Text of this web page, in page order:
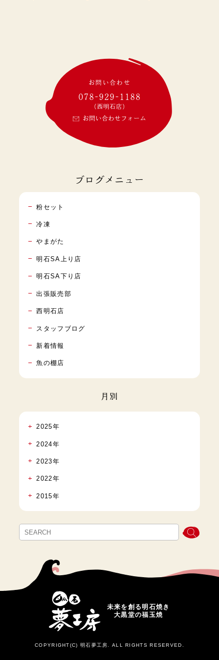
お問い合わせ
078-929-1188
(西明石店)
お問い合わせフォーム
ブログメニュー
粉セット
冷凍
やまがた
明石SA上り店
明石SA下り店
出張販売部
西明石店
スタッフブログ
新着情報
魚の棚店
月別
2025年
2024年
2023年
2022年
2015年
未来を創る明石焼き
大黒堂の福玉焼
COPYRIGHT(C) 明石夢工房. ALL RIGHTS RESERVED.